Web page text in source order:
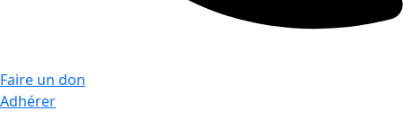
Faire un don
Adhérer